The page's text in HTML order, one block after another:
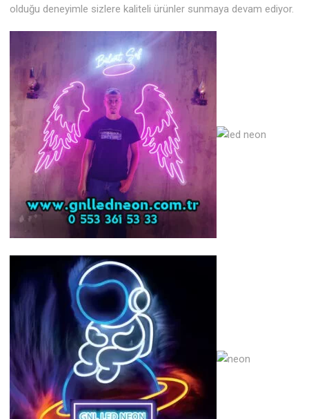
olduğu deneyimle sizlere kaliteli ürünler sunmaya devam ediyor.